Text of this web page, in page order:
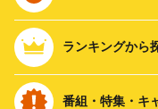
ランキングから
番組・特集・キ